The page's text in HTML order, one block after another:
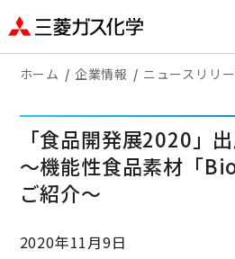
ホーム 企業情報 ニュースリリ
「食品開発展2020」
～機能性食品素材「
ご紹介～
2020年11月9日